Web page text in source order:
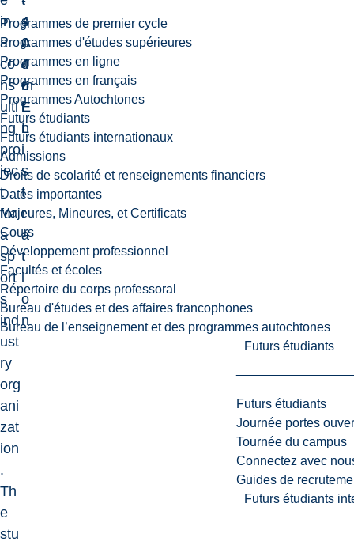
Programmes de premier cycle
Programmes d'études supérieures
Programmes en ligne
Programmes en français
Programmes Autochtones
Futurs étudiants
Futurs étudiants internationaux
Admissions
Droits de scolarité et renseignements financiers
Dates importantes
Majeures, Mineures, et Certificats
Cours
Développement professionnel
Facultés et écoles
Répertoire du corps professoral
Bureau d'études et des affaires francophones
Bureau de l’enseignement et des programmes autochtones
Futurs étudiants
Futurs étudiants
Journée portes
Tournée du campus
Connectez avec
Guides de
Futurs étudiants
in
a
co
ns
ulti
ng
pro
jec
t
for
a
sp
ort
s
ind
ust
ry
org
ani
zat
ion
.
Th
e
stu
4
0
4
6
E
L
s
A
d
m
i
n
i
s
t
r
a
t
i
o
n